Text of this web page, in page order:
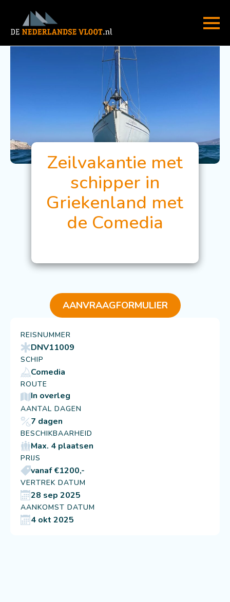
Zeilvakantie met
schipper in
Griekenland met
de Comedia
AANVRAAGFORMULIER
REISNUMMER
DNV11009
SCHIP
Comedia
ROUTE
In overleg
AANTAL DAGEN
7 dagen
BESCHIKBAARHEID
Max. 4 plaatsen
PRIJS
vanaf €1200,-
VERTREK DATUM
28 sep 2025
AANKOMST DATUM
4 okt 2025